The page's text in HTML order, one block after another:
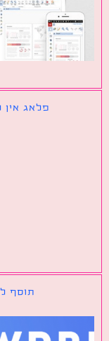
פלאג אין
תוסף